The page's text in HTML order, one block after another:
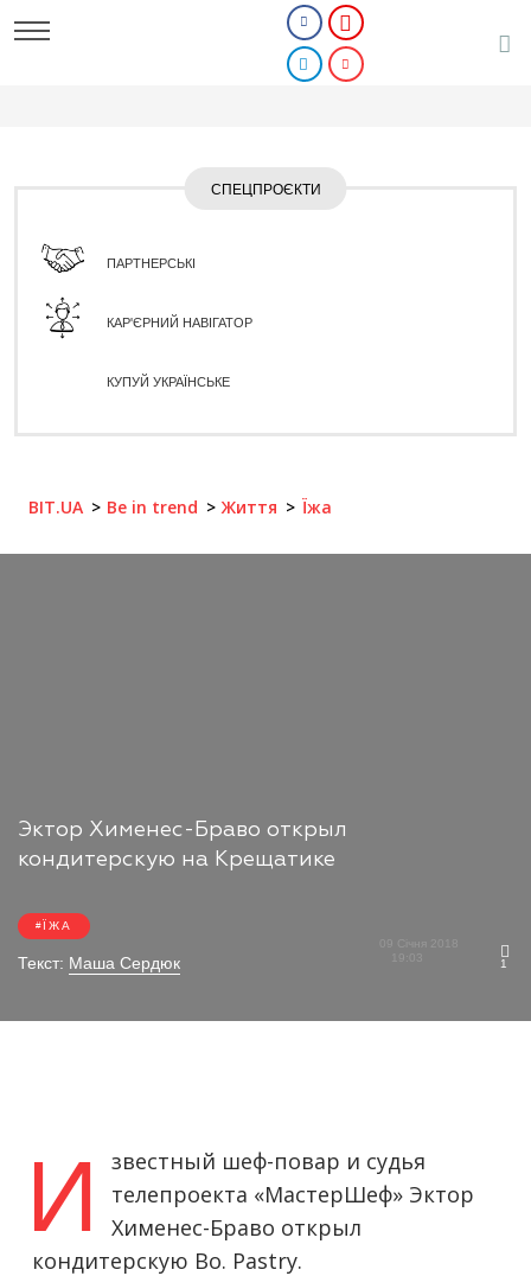
СПЕЦПРОЄКТИ
ПАРТНЕРСЬКІ
КАР'ЄРНИЙ НАВІГАТОР
КУПУЙ УКРАЇНСЬКЕ
BIT.UA Be in trend Життя Їжа
Эктор Хименес-Браво открыл
кондитерскую на Крещатике
ЇЖА
Текст: Маша Сердюк
09 Січня 2018
19:03
1
И
звестный шеф-повар и судья
телепроекта «МастерШеф» Эктор
Хименес-Браво открыл
кондитерскую Bo. Pastry.